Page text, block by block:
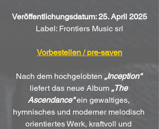
Veröffentlichungsdatum: 25. April 2025
Label: Frontiers Music srl
Vorbestellen / pre-saven
Nach dem hochgelobten „Inception“
liefert das neue Album „The
Ascendance“ ein gewaltiges,
hymnisches und moderner melodisch
orientiertes Werk, kraftvoll und